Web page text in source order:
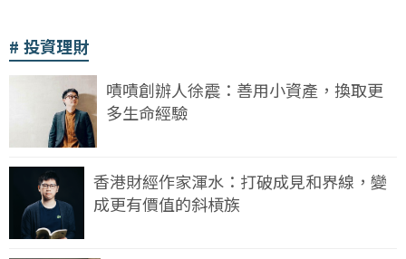
投資理財
嘖嘖創辦人徐震：善用小資產，換取更
多生命經驗
香港財經作家渾水：打破成見和界線，變
成更有價值的斜槓族